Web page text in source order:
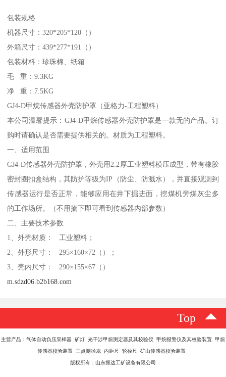
包装规格
机器尺寸：320*205*120（）
外箱尺寸：439*277*191（）
包装材料：珍珠棉、纸箱
毛 重：9.3KG
净 重：7.5KG
GJ4-D甲烷传感器外壳防护罩（亚格力-工程塑料）
本公司温馨提示：GJ4-D甲烷传感器外壳防护罩是一款无的产品。订
购时请确认是否需要提供相关的。材质为工程塑料。
一、适用范围
GJ4-D传感器外壳防护罩，外壳用2.2厚工业塑料模压成型，带有橡胶
密封圈扣盒结构，其防护等级为IP（防尘、防溅水），并直接观测到
传感器运行是否正常，能够应用在井下掘进面，挖煤机旁煤灰尘多
的工作场所。（不用摘下即可看到传感器内部参数）
二、主要技术参数
1、外壳材质： 工业塑料；
2、外形尺寸： 295×160×72（）；
3、壳内尺寸： 290×155×67（）
m.sdzd06.b2b168.com
Top
主营产品：气体自动负压采样器 矿灯 光干涉甲烷测定器及其校验仪 甲烷报警仪及其校验装置 甲烷
传感器校验装置 三点测径规 内距尺 轮径尺 矿山传感器校验装置
版权所有：山东振达工矿设备有限公司